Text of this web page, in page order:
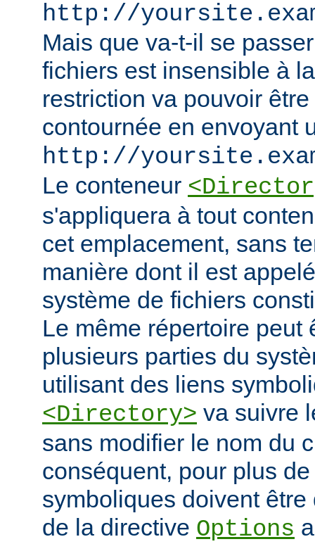
http://
Mais que va-t-il se
fichiers est insensible à
restriction va pouvoir
contournée en envoyant
http://
Le conteneur
s'appliquera à tout
cet emplacement, sans
manière dont il est
système de fichiers
Le même répertoire peut
plusieurs parties du
utilisant des liens
<Directory> va suivre
sans modifier le nom du
conséquent, pour plus
symboliques doivent
de la directive Options